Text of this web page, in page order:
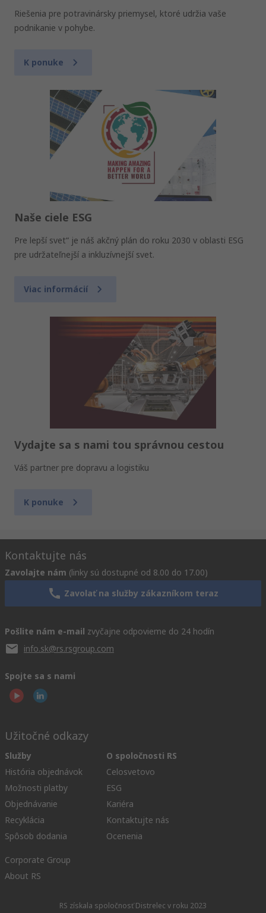
Riešenia pre potravinársky priemysel, ktoré udržia vaše
podnikanie v pohybe.
K ponuke
Naše ciele ESG
Pre lepší svet“ je náš akčný plán do roku 2030 v oblasti ESG
pre udržateľnejší a inkluzívnejší svet.
Viac informácií
Vydajte sa s nami tou správnou cestou
Váš partner pre dopravu a logistiku
K ponuke
Kontaktujte nás
Zavolajte nám (linky sú dostupné od 8.00 do 17.00)
Zavolať na služby zákazníkom teraz
Pošlite nám e-mail zvyčajne odpovieme do 24 hodín
info.sk@rs.rsgroup.com
Spojte sa s nami
Užitočné odkazy
Služby
História objednávok
Možnosti platby
Objednávanie
Recyklácia
Spôsob dodania
O spoločnosti RS
Celosvetovo
ESG
Kariéra
Kontaktujte nás
Ocenenia
Corporate Group
About RS
RS získala spoločnosť Distrelec v roku 2023